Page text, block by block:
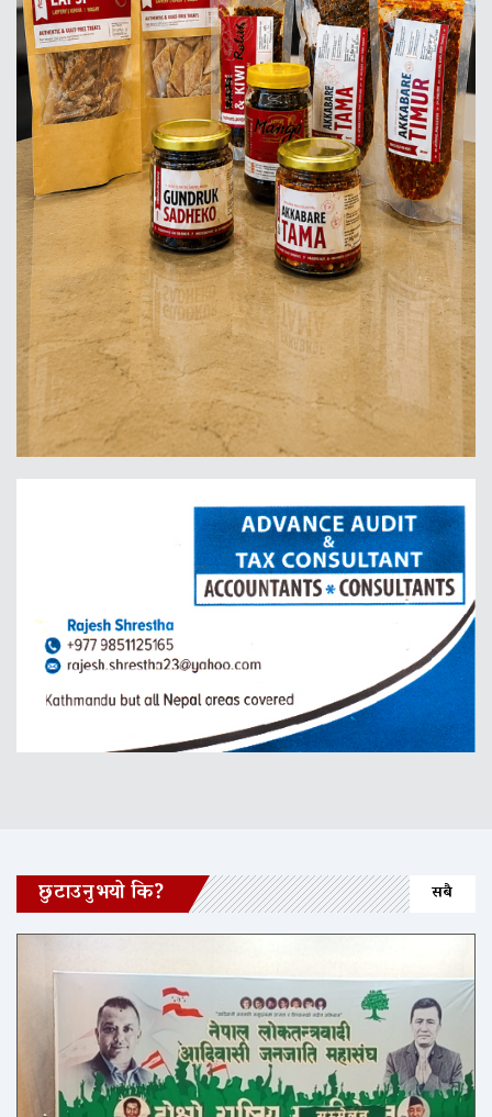
छुटाउनुभयो कि? सबै